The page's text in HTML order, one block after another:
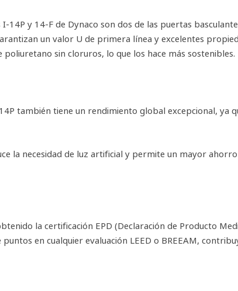
y 14-F de Dynaco son dos de las puertas
un valor U de primera línea y excelentes
sin cloruros, lo que los hace más sostenibles.
también tiene un rendimiento global excepcional, ya
la necesidad de luz artificial y permite un mayor
la certificación EPD (Declaración de Producto
en cualquier evaluación LEED o BREEAM,